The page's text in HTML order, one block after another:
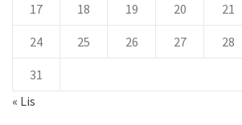
17 18 19 20 21
24 25 26 27 28
31
« Lis